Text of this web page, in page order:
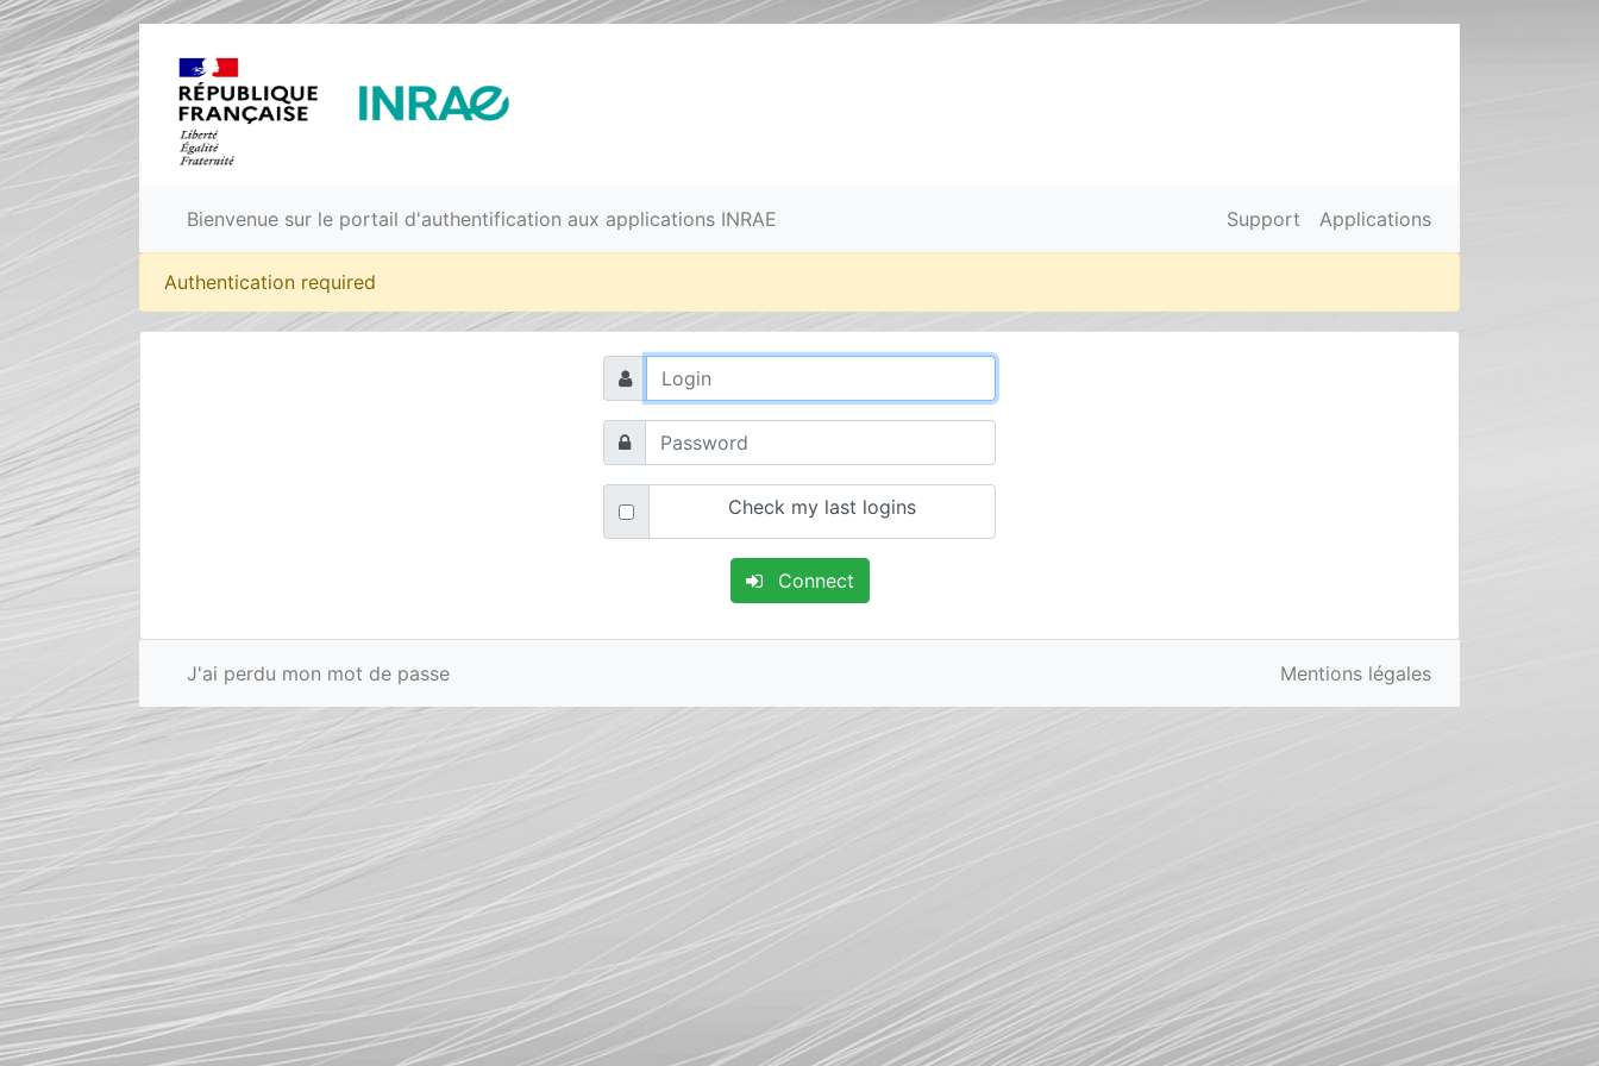
Bienvenue sur le portail d'authentification aux applications INRAE Support Applications
Authentication required
Check my last logins
Connect
J'ai perdu mon mot de passe Mentions légales